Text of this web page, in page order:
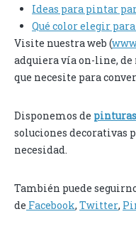
Ideas para pintar
Qué color elegir
Visite nuestra web (
adquiera vía on-line,
que necesite para
Disponemos de
soluciones decorativas
necesidad.
También puede
de Facebook, Twitter,